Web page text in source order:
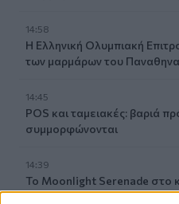
14:58
Η Ελληνική Ολυμπιακή
των μαρμάρων του
14:45
POS και ταμειακές: βαριά
συμμορφώνονται
14:39
To Moonlight Serenade στο
Μουσείου Χανίων